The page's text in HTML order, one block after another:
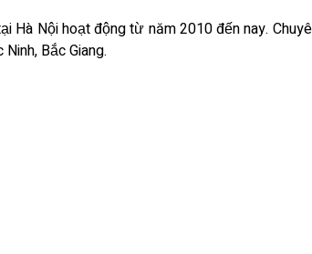
Hà Nội hoạt động từ năm 2010 đến nay.
Bắc Giang.